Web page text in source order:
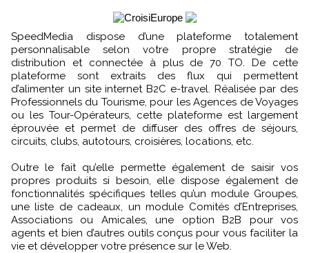
SpeedMedia dispose d’une plateforme totalement
personnalisable selon votre propre stratégie de
distribution et connectée à plus de 70 TO. De cette
plateforme sont extraits des flux qui permettent
d’alimenter un site internet B2C e-travel. Réalisée par des
Professionnels du Tourisme, pour les Agences de Voyages
ou les Tour-Opérateurs, cette plateforme est largement
éprouvée et permet de diffuser des offres de séjours,
circuits, clubs, autotours, croisières, locations, etc.
Outre le fait qu’elle permette également de saisir vos
propres produits si besoin, elle dispose également de
fonctionnalités spécifiques telles qu’un module Groupes,
une liste de cadeaux, un module Comités d’Entreprises,
Associations ou Amicales, une option B2B pour vos
agents et bien d’autres outils conçus pour vous faciliter la
vie et développer votre présence sur le Web.